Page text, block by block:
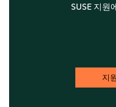
SUSE 지원
지